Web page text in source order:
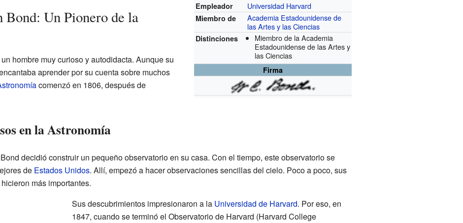
Empleador Universidad Harvard
Miembro de
Academia Estadounidense de
las Artes y las Ciencias
Distinciones
Miembro de la Academia
Estadounidense de las Artes y
las Ciencias
Firma
Un Pionero de la
hombre muy curioso y autodidacta. Aunque su
aprender por su cuenta sobre muchos
comenzó en 1806, después de
en la Astronomía
decidió construir un pequeño observatorio en su casa. Con el tiempo, este observatorio se
de Estados Unidos. Allí, empezó a hacer observaciones sencillas del cielo. Poco a poco, sus
más importantes.
Sus descubrimientos impresionaron a la Universidad de Harvard. Por eso, en
1847, cuando se terminó el Observatorio de Harvard (Harvard College